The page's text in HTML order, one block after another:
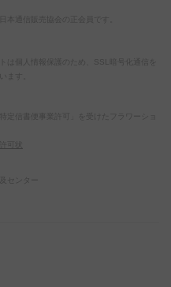
本通信販売協会の正会員です。
トは個人情報保護のため、SSL暗号化通信を
ます。
定信書便事業許可」を受けたフラワーショ
可状